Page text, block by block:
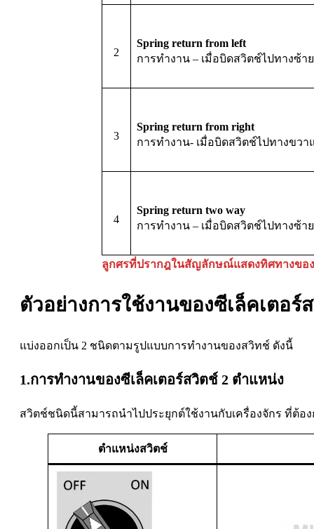
2
Spring return from left
การทำงาน – เมื่อบิดสวิตช์ไปทางซ้
3
Spring return from right
การทำงาน- เมื่อบิดสวิตช์ไปทางขว
4
Spring return two way
การทำงาน – เมื่อบิดสวิตช์ไปทางซ้
ลูกศรที่ปรากฎในสัญลักษณ์แสดงทิศทางขอ
ตัวอย่างการใช้งานของซีเล็คเตอร์
แบ่งออกเป็น 2 ชนิดตามรูปแบบการทำงานของสวิทช์ ดังนี้
1.การทำงานของซีเล็คเตอร์สวิตช์ 2 ตำแหน่ง
สวิตช์ชนิดนี้สามารถนำไปประยุกต์ใช้งานกับเครื่องจักร ที่ต้อ
ตำแหน่งสวิตช์